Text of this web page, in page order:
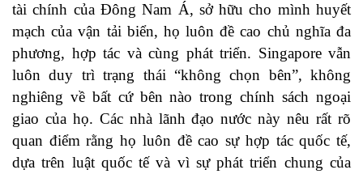
tài chính của Đông Nam Á, sở hữu cho mình huyết
mạch của vận tải biển, họ luôn đề cao chủ nghĩa đa
phương, hợp tác và cùng phát triển. Singapore vẫn
luôn duy trì trạng thái “không chọn bên”, không
nghiêng về bất cứ bên nào trong chính sách ngoại
giao của họ. Các nhà lãnh đạo nước này nêu rất rõ
quan điểm rằng họ luôn đề cao sự hợp tác quốc tế,
dựa trên luật quốc tế và vì sự phát triển chung của